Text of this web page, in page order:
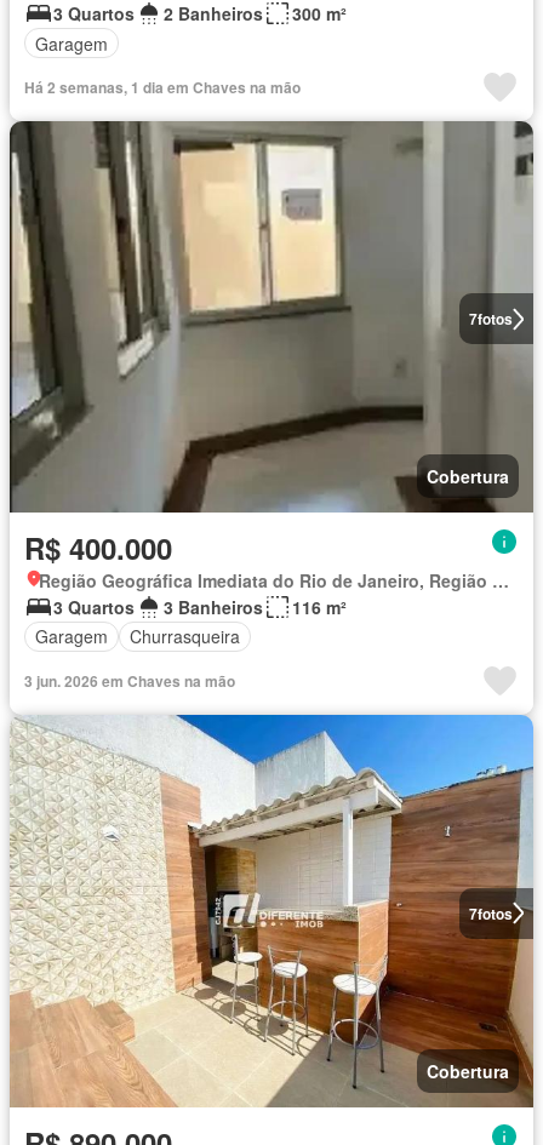
3 Quartos
2 Banheiros
300 m²
Garagem
Há 2 semanas, 1 dia em Chaves na mão
7fotos
Cobertura
R$ 400.000
Região Geográfica Imediata do Rio de Janeiro, Região Metropolitana do Rio de Janeiro
3 Quartos
3 Banheiros
116 m²
Garagem
Churrasqueira
3 jun. 2026 em Chaves na mão
7fotos
Cobertura